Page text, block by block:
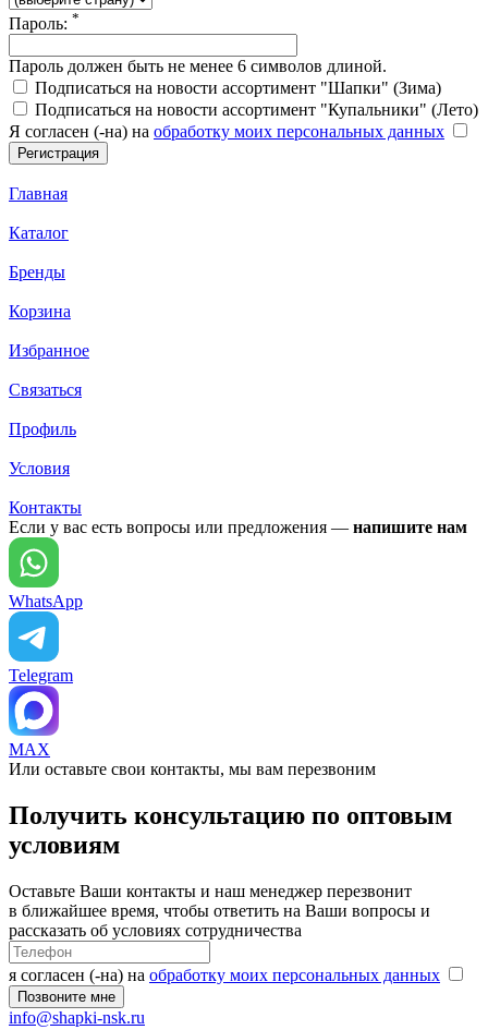
Пароль: *
Пароль должен быть не менее 6 символов длиной.
Подписаться на новости ассортимент "Шапки" (Зима)
Подписаться на новости ассортимент "Купальники" (Лето)
Я согласен (-на) на обработку моих персональных данных
Главная
Каталог
Бренды
Корзина
Избранное
Связаться
Профиль
Условия
Контакты
Если у вас есть вопросы или предложения — напишите нам
WhatsApp
Telegram
MAX
Или оставьте свои контакты, мы вам перезвоним
Получить консультацию по оптовым
условиям
Оставьте Ваши контакты и наш менеджер перезвонит
в ближайшее время, чтобы ответить на Ваши вопросы и
рассказать об условиях сотрудничества
я согласен (-на) на обработку моих персональных данных
info@shapki-nsk.ru